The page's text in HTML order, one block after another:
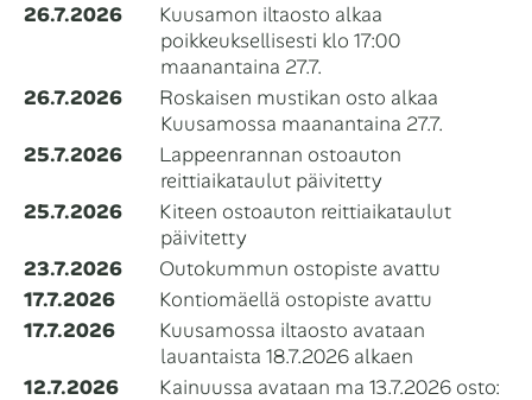
26.7.2026
Kuusamon iltaosto alkaa
poikkeuksellisesti klo 17:00
maanantaina 27.7.
26.7.2026
Roskaisen mustikan osto alkaa
Kuusamossa maanantaina 27.7.
25.7.2026
Lappeenrannan ostoauton
reittiaikataulut päivitetty
25.7.2026
Kiteen ostoauton reittiaikataulut
päivitetty
23.7.2026
Outokummun ostopiste avattu
17.7.2026
Kontiomäellä ostopiste avattu
17.7.2026
Kuusamossa iltaosto avataan
lauantaista 18.7.2026 alkaen
12.7.2026
Kainuussa avataan ma 13.7.2026 osto: